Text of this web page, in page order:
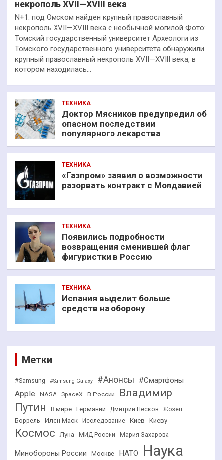
некрополь XVII—XVIII века
N+1: под Омском найден крупный православный
некрополь XVII—XVIII века с необычной могилой Фото:
Томский государственный университет Археологи из
Томского государственного университета обнаружили
крупный православный некрополь XVII—XVIII века, в
котором находилась…
ТЕХНИКА
Доктор Мясников предупредил об
опасном последствии
популярного лекарства
ТЕХНИКА
«Газпром» заявил о возможности
разорвать контракт с Молдавией
ТЕХНИКА
Появились подробности
возвращения сменившей флаг
фигуристки в Россию
ТЕХНИКА
Испания выделит больше
средств на оборону
Метки
#Samsung #Samsung Galaxy #Анонсы #Смартфоны
Apple NASA SpaceX В России
Владимир
Путин
В мире Германии Дмитрий Песков
Жозеп
Боррель
Илон Маск Исследование Киев Киеву
Космос Луна МИД России Мария Захарова
Минобороны России Москве НАТО Наука